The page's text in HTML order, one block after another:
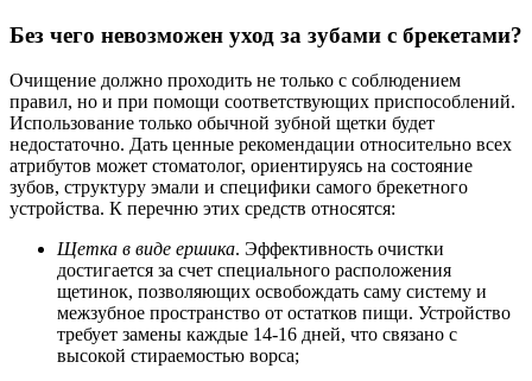
Без чего невозможен уход за зубами с брекетами?
Очищение должно проходить не только с соблюдением
правил, но и при помощи соответствующих приспособлений.
Использование только обычной зубной щетки будет
недостаточно. Дать ценные рекомендации относительно всех
атрибутов может стоматолог, ориентируясь на состояние
зубов, структуру эмали и специфики самого брекетного
устройства. К перечню этих средств относятся:
Щетка в виде ершика. Эффективность очистки
достигается за счет специального расположения
щетинок, позволяющих освобождать саму систему и
межзубное пространство от остатков пищи. Устройство
требует замены каждые 14-16 дней, что связано с
высокой стираемостью ворса;